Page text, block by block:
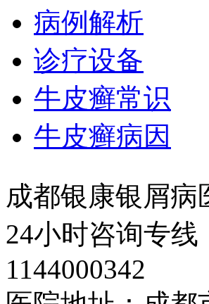
病例解析
诊疗设备
牛皮癣常识
牛皮癣病因
成都银康银屑病
24小时咨询专线
1144000342